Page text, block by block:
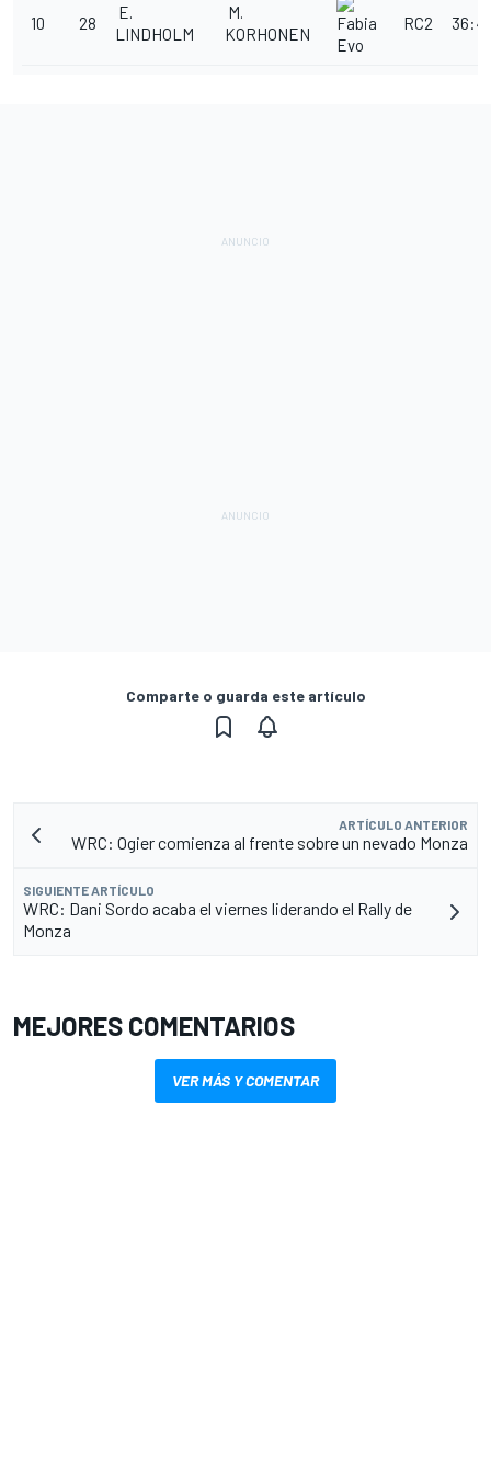
10 28
E.
LINDHOLM
M.
KORHONEN
Fabia
Evo
RC2
Comparte o guarda este artículo
ARTÍCULO ANTERIOR
WRC: Ogier comienza al frente sobre un nevado Monza
SIGUIENTE ARTÍCULO
WRC: Dani Sordo acaba el viernes liderando el Rally de
Monza
MEJORES COMENTARIOS
VER MÁS Y COMENTAR